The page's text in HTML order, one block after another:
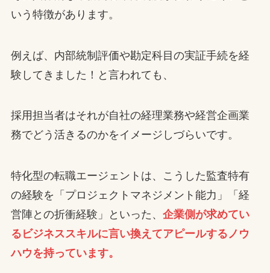
いう特徴があります。
例えば、内部統制評価や勘定科目の実証手続を経
験してきました！と言われても、
採用担当者はそれが自社の経理業務や経営企画業
務でどう活きるのかをイメージしづらいです。
特化型の転職エージェントは、こうした監査特有
の経験を「プロジェクトマネジメント能力」「経
営陣との折衝経験」といった、 企業側が求めてい
るビジネススキルに言い換えてアピールするノウ
ハウを持っています。